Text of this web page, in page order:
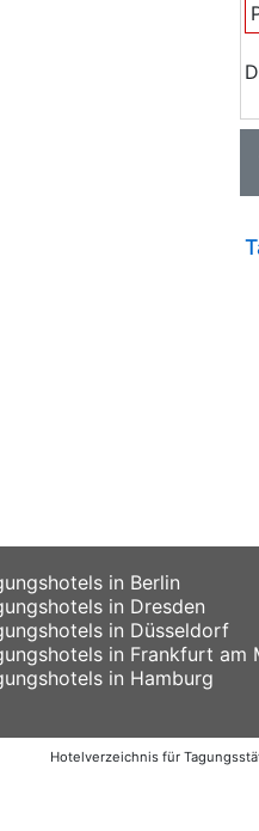
in Berlin
in Dresden
in Düsseldorf
in Frankfurt am
in Hamburg
Hotelverzeichnis für